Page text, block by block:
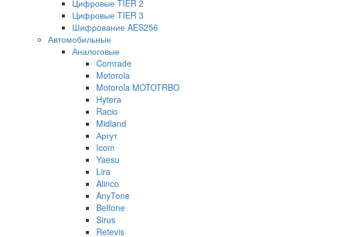
Цифровые TIER 2
Цифровые TIER 3
Шифрование AES256
Автомобильные
Аналоговые
Comrade
Motorola
Motorola MOTOTRBO
Hytera
Racio
Midland
Аргут
Icom
Yaesu
Lira
Alinco
AnyTone
Belfone
Sirus
Retevis